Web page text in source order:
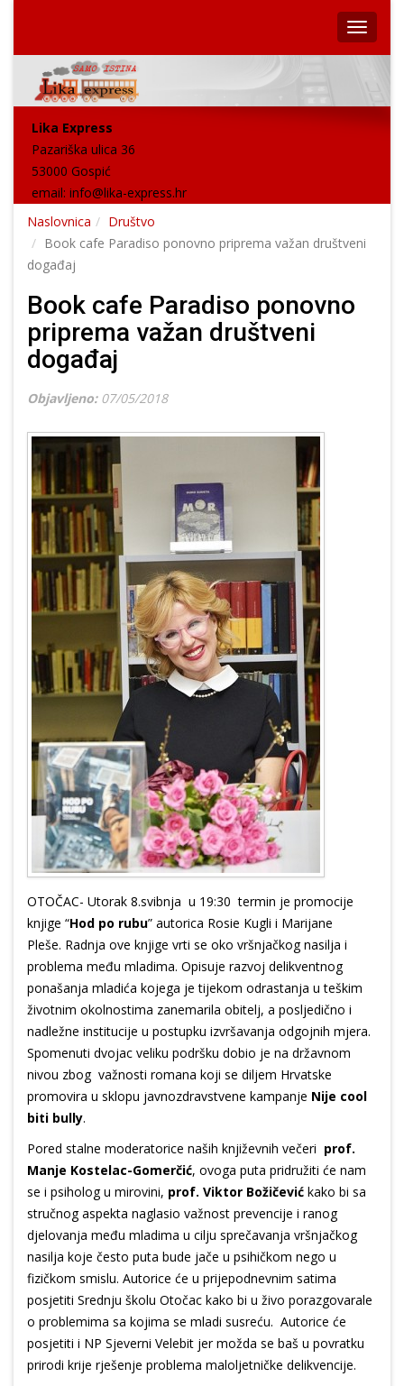
Lika Express
Pazariška ulica 36
53000 Gospić
email: info@lika-express.hr
Naslovnica
Društvo
Book cafe Paradiso ponovno priprema važan društveni
događaj
Book cafe Paradiso ponovno
priprema važan društveni
događaj
Objavljeno: 07/05/2018
OTOČAC- Utorak 8.svibnja u 19:30 termin je promocije
knjige “Hod po rubu” autorica Rosie Kugli i Marijane
Pleše. Radnja ove knjige vrti se oko vršnjačkog nasilja i
problema među mladima. Opisuje razvoj delikventnog
ponašanja mladića kojega je tijekom odrastanja u teškim
životnim okolnostima zanemarila obitelj, a posljedično i
nadležne institucije u postupku izvršavanja odgojnih mjera.
Spomenuti dvojac veliku podršku dobio je na državnom
nivou zbog važnosti romana koji se diljem Hrvatske
promovira u sklopu javnozdravstvene kampanje Nije cool
biti bully.
Pored stalne moderatorice naših književnih večeri prof.
Manje Kostelac-Gomerčić, ovoga puta pridružiti će nam
se i psiholog u mirovini, prof. Viktor Božičević kako bi sa
stručnog aspekta naglasio važnost prevencije i ranog
djelovanja među mladima u cilju sprečavanja vršnjačkog
nasilja koje često puta bude jače u psihičkom nego u
fizičkom smislu. Autorice će u prijepodnevnim satima
posjetiti Srednju školu Otočac kako bi u živo porazgovarale
o problemima sa kojima se mladi susreću. Autorice će
posjetiti i NP Sjeverni Velebit jer možda se baš u povratku
prirodi krije rješenje problema maloljetničke delikvencije.